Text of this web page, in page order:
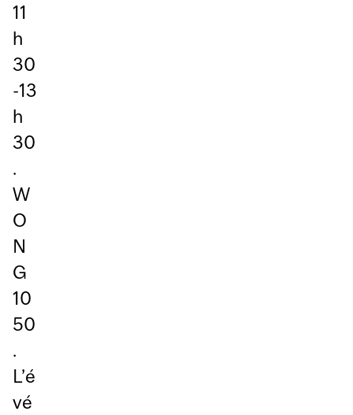
11
h
30
-13
h
30
.
W
O
N
G
10
50
.
L’é
vé